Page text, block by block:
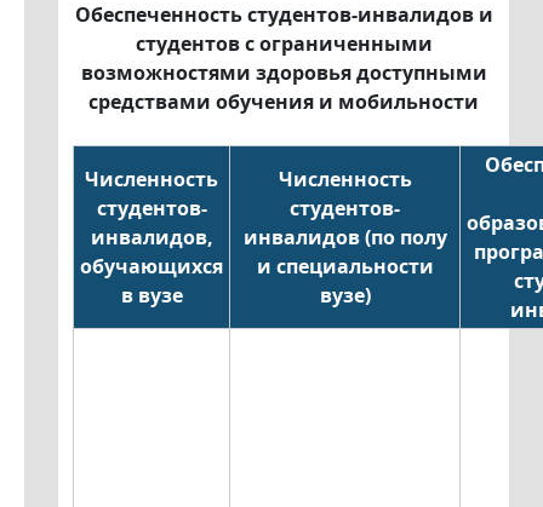
Обеспеченность студентов-инвалидов и
студентов с ограниченными
возможностями здоровья доступными
средствами обучения и мобильности
Численность
студентов-
инвалидов,
обучающихся
в вузе
Численность
студентов-
инвалидов (по полу
и специальности
вузе)